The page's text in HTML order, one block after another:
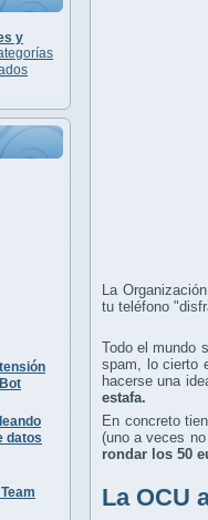
y
datos
La
tu teléfono
Todo el mundo
spam, lo cierto
hacerse una
estafa.
En concreto
(uno a veces
rondar los 50
La OCU